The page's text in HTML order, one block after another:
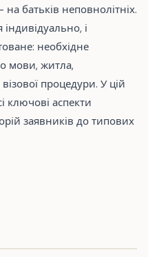
батьків неповнолітніх.
і
необхідне
мови, житла,
процедури. У цій
ключові аспекти
заявників до типових